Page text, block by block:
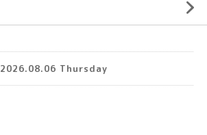
2026.08.06 Thursday